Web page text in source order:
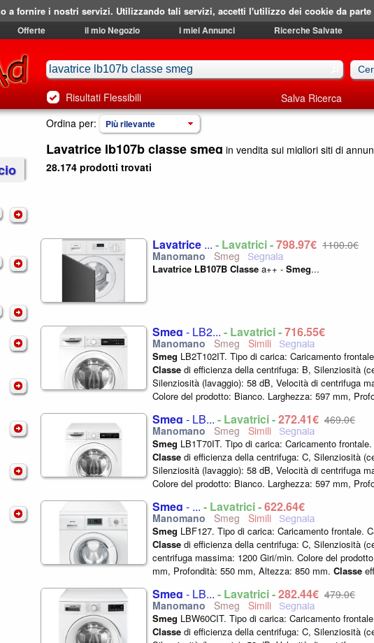
Offerte il mio Negozio i miei Annunci Ricerche Salvate
Risultati Flessibili
Salva Ricerca
Ordina per:
Più rilevante
Lavatrice lb107b classe smeg in vendita sui migliori siti di
28.174 prodotti trovati
Lavatrice ... - Lavatrici -798,97€ 1100,0€
Smeg
Lavatrice LB107B Classe a++ - Smeg...
Smeg - LB2... - Lavatrici -716,55€
Smeg
Smeg LB2T102IT. Tipo di carica: Caricamento
Classe di efficienza della centrifuga: B, Silenziosità
Silenziosità (lavaggio): 58 dB, Velocità di centrifuga
Colore del prodotto: Bianco. Larghezza: 597 mm,
Smeg - LB... - Lavatrici -272,41€ 469,0€
Smeg
Smeg LB1T70IT. Tipo di carica: Caricamento
Classe di efficienza della centrifuga: C, Silenziosità
Silenziosità (lavaggio): 58 dB, Velocità di centrifuga
Colore del prodotto: Bianco. Larghezza: 597 mm,
Smeg - ... - Lavatrici -622,64€
Smeg
Smeg LBF127. Tipo di carica: Caricamento frontale.
Classe di efficienza della centrifuga: C, Silenziosità
centrifuga massima: 1200 Giri/min. Colore del
mm, Profondità: 550 mm, Altezza: 850 mm. Classe
Smeg - LB... - Lavatrici -282,44€ 479,0€
Smeg
Smeg LBW60CIT. Tipo di carica: Caricamento
Classe di efficienza della centrifuga: C, Silenziosità
a fornire i nostri servizi. Utilizzando tali servizi, accetti l'utilizzo dei cookie da parte